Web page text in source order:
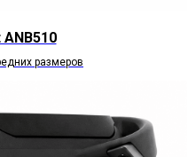
размеров